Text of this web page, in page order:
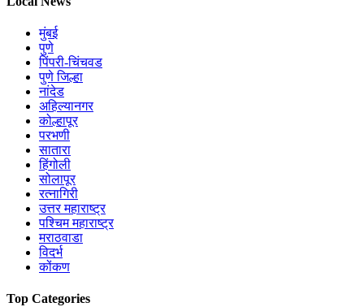
मुंबई
पुणे
पिंपरी-चिंचवड
पुणे जिल्हा
नांदेड
अहिल्यानगर
कोल्हापूर
परभणी
सातारा
हिंगोली
सोलापूर
रत्नागिरी
उत्तर महाराष्ट्र
पश्चिम महाराष्ट्र
मराठवाडा
विदर्भ
कोंकण
Top Categories